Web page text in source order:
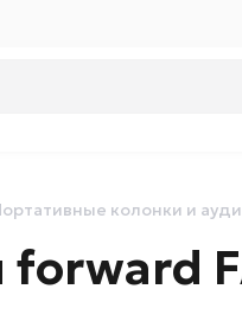
колонки и